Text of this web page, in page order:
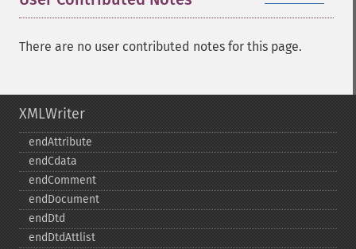
There are no user contributed notes for this page.
XMLWriter
endAttribute
endCdata
endComment
endDocument
endDtd
endDtdAttlist